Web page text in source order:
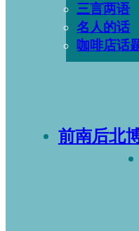
三言两语
名人的话
咖啡店话
前南后北